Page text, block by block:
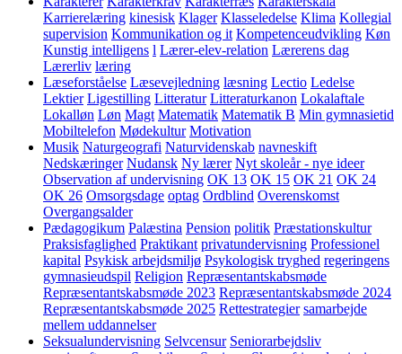
Karrierelæring kinesisk Klager Klasseledelse Klima Kollegial
supervision Kommunikation og it Kompetenceudvikling Køn
Kunstig intelligens l Lærer-elev-relation Lærerens dag
Lærerliv læring
Læseforståelse Læsevejledning læsning Lectio Ledelse
Lektier Ligestilling Litteratur Litteraturkanon Lokalaftale
Lokalløn Løn Magt Matematik Matematik B Min gymnasietid
Mobiltelefon Mødekultur Motivation
Musik Naturgeografi Naturvidenskab navneskift
Nedskæringer Nudansk Ny lærer Nyt skoleår - nye ideer
Observation af undervisning OK 13 OK 15 OK 21 OK 24
OK 26 Omsorgsdage optag Ordblind Overenskomst
Overgangsalder
Pædagogikum Palæstina Pension politik Præstationskultur
Praksisfaglighed Praktikant privatundervisning Professionel
kapital Psykisk arbejdsmiljø Psykologisk tryghed regeringens
gymnasieudspil Religion Repræsentantskabsmøde
Repræsentantskabsmøde 2023 Repræsentantskabsmøde 2024
Repræsentantskabsmøde 2025 Rettestrategier samarbejde
mellem uddannelser
Seksualundervisning Selvcensur Seniorarbejdsliv